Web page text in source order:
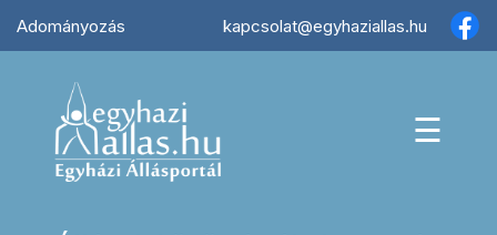
Adományozás kapcsolat@egyhaziallas.hu
☰
×